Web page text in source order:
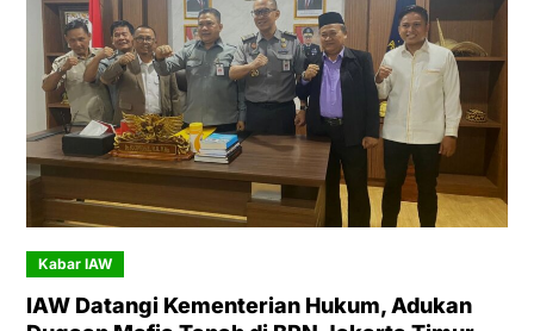
Kabar IAW
IAW Datangi Kementerian Hukum, Adukan